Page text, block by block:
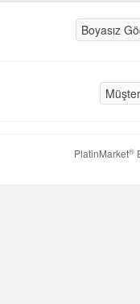
Boyasız
PlatinMarket®